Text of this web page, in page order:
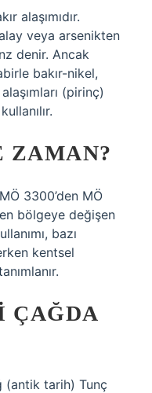
alaşımıdır.
veya arsenikten
denir. Ancak
bakır-nikel,
(pirinç)
ZAMAN?
3300’den MÖ
bölgeye değişen
bazı
kentsel
ÇAĞDA
(antik tarih) Tunç